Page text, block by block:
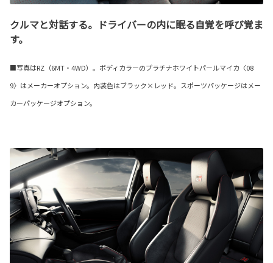
クルマと対話する。ドライバーの内に眠る自覚を呼び覚ま
す。
■写真はRZ（6MT・4WD）。ボディカラーのプラチナホワイトパールマイカ〈08
9〉はメーカーオプション。内装色はブラック×レッド。スポーツパッケージはメー
カーパッケージオプション。